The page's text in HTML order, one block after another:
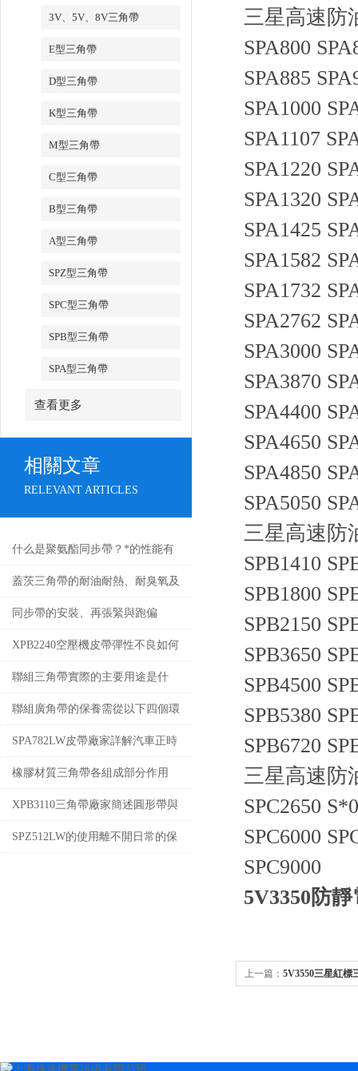
3V、5V、8V三角帶
E型三角帶
D型三角帶
K型三角帶
M型三角帶
C型三角帶
B型三角帶
A型三角帶
SPZ型三角帶
SPC型三角帶
SPB型三角帶
SPA型三角帶
查看更多
相關文章
RELEVANT ARTICLES
什么是聚氨酯同步帶？*的性能有
哪些？
蓋茨三角帶的耐油耐熱、耐臭氧及
抗靜電特性
同步帶的安裝、再張緊與跑偏
XPB2240空壓機皮帶彈性不良如何
處理
聯組三角帶實際的主要用途是什
么？
聯組廣角帶的保養需從以下四個環
節入手
SPA782LW皮帶廠家詳解汽車正時
皮帶拆裝步驟
橡膠材質三角帶各組成部分作用
XPB3110三角帶廠家簡述圓形帶與
齒型帶
SPZ512LW的使用離不開日常的保
三星高速防
SPA800
SPA885
SPA1000
SPA1107
SPA1220
SPA1320
SPA1425
SPA1582
SPA1732
SPA2762
SPA3000
SPA3870
SPA4400
SPA4650
SPA4850
SPA5050
三星高速防
SPB1410
SPB1800
SPB2150
SPB3650
SPB4500
SPB5380
SPB6720
三星高速防
SPC2650
SPC6000
SPC9000
5V3350防
上一篇： 5V3550三星紅標